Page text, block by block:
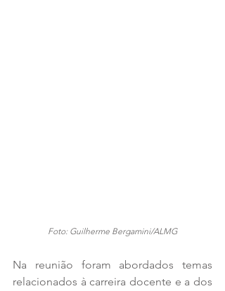
Foto: Guilherme Bergamini/ALMG
Na reunião foram abordados temas
relacionados à carreira docente e a dos